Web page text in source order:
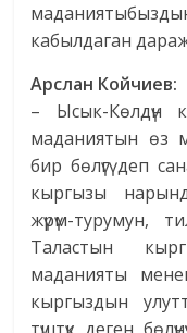
кабылдаган
Арслан Койчиев:
– Ысык-Көлдүн
маданиятын өз
бир бөлүгү деп
кыргызы
жүрүм-турумун,
Таластын
маданияты менен
кыргыздын